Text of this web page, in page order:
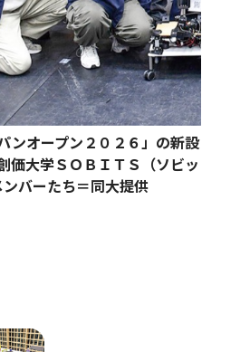
ンオープン２０２６」の新設
価大学ＳＯＢＩＴＳ（ソビッ
ンバーたち＝同大提供